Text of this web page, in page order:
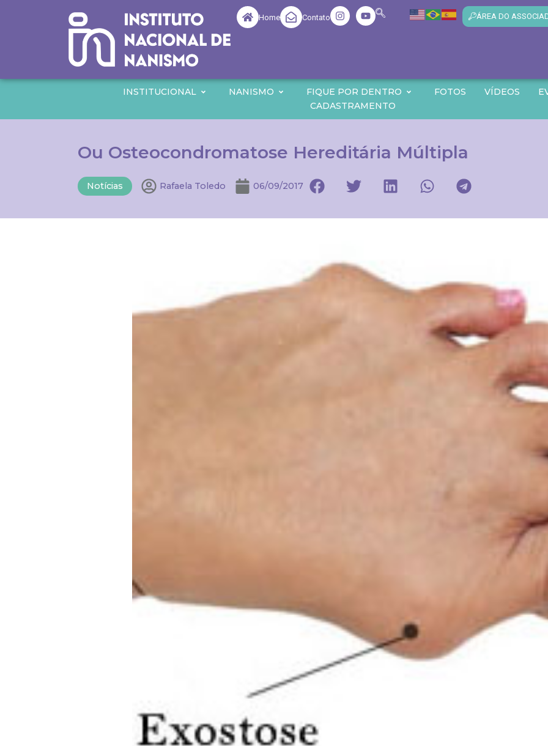
Home Contato ÁREA DO
INSTITUCIONAL NANISMO FIQUE POR DENTRO FOTOS VÍDEOS
CADASTRAMENTO
Ou Osteocondromatose Hereditária Múltipla
Notícias Rafaela Toledo 06/09/2017